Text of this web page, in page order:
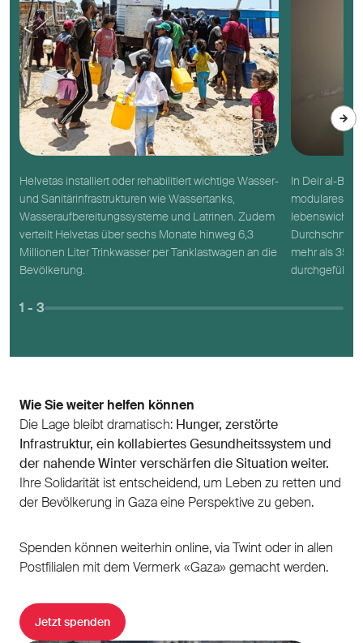
CESVI
Helvetas installiert oder rehabilitiert wichtige Wasser-
und Sanitärinfrastrukturen wie Wassertanks,
Wasseraufbereitungssysteme und Latrinen. Zudem
verteilt Helvetas über sechs Monate hinweg 6,3
Millionen Liter Trinkwasser per Tanklastwagen an die
Bevölkerung.
In Deir al-
modulares
Durchschnitt
mehr als 350
durchgeführt.
1 - 3
Wie Sie weiter helfen können
Die Lage bleibt dramatisch: Hunger, zerstörte
Infrastruktur, ein kollabiertes Gesundheitssystem und
der nahende Winter verschärfen die Situation weiter.
Ihre Solidarität ist entscheidend, um Leben zu retten und
der Bevölkerung in Gaza eine Perspektive zu geben.
Spenden können weiterhin online, via Twint oder in allen
Postfilialen mit dem Vermerk «Gaza» gemacht werden.
Jetzt spenden